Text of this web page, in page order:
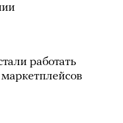
работать